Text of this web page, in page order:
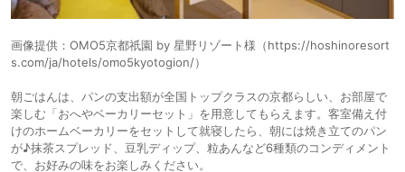
画像提供：OMO5京都祇園 by 星野リゾート様（https://hoshinoresort
s.com/ja/hotels/omo5kyotogion/）
朝ごはんは、パンの支出額が全国トップクラスの京都らしい、お部屋で
楽しむ「おへやベーカリーセット」を用意してもらえます。客室備え付
けのホームベーカリーをセットして就寝したら、朝には焼き立てのパン
が♪抹茶スプレッド、豆乳ディップ、粒あんなど6種類のコンディメント
で、お好みの味をお楽しみください。